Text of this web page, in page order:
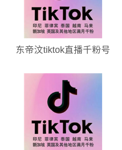
东帝汶tiktok直播千粉号